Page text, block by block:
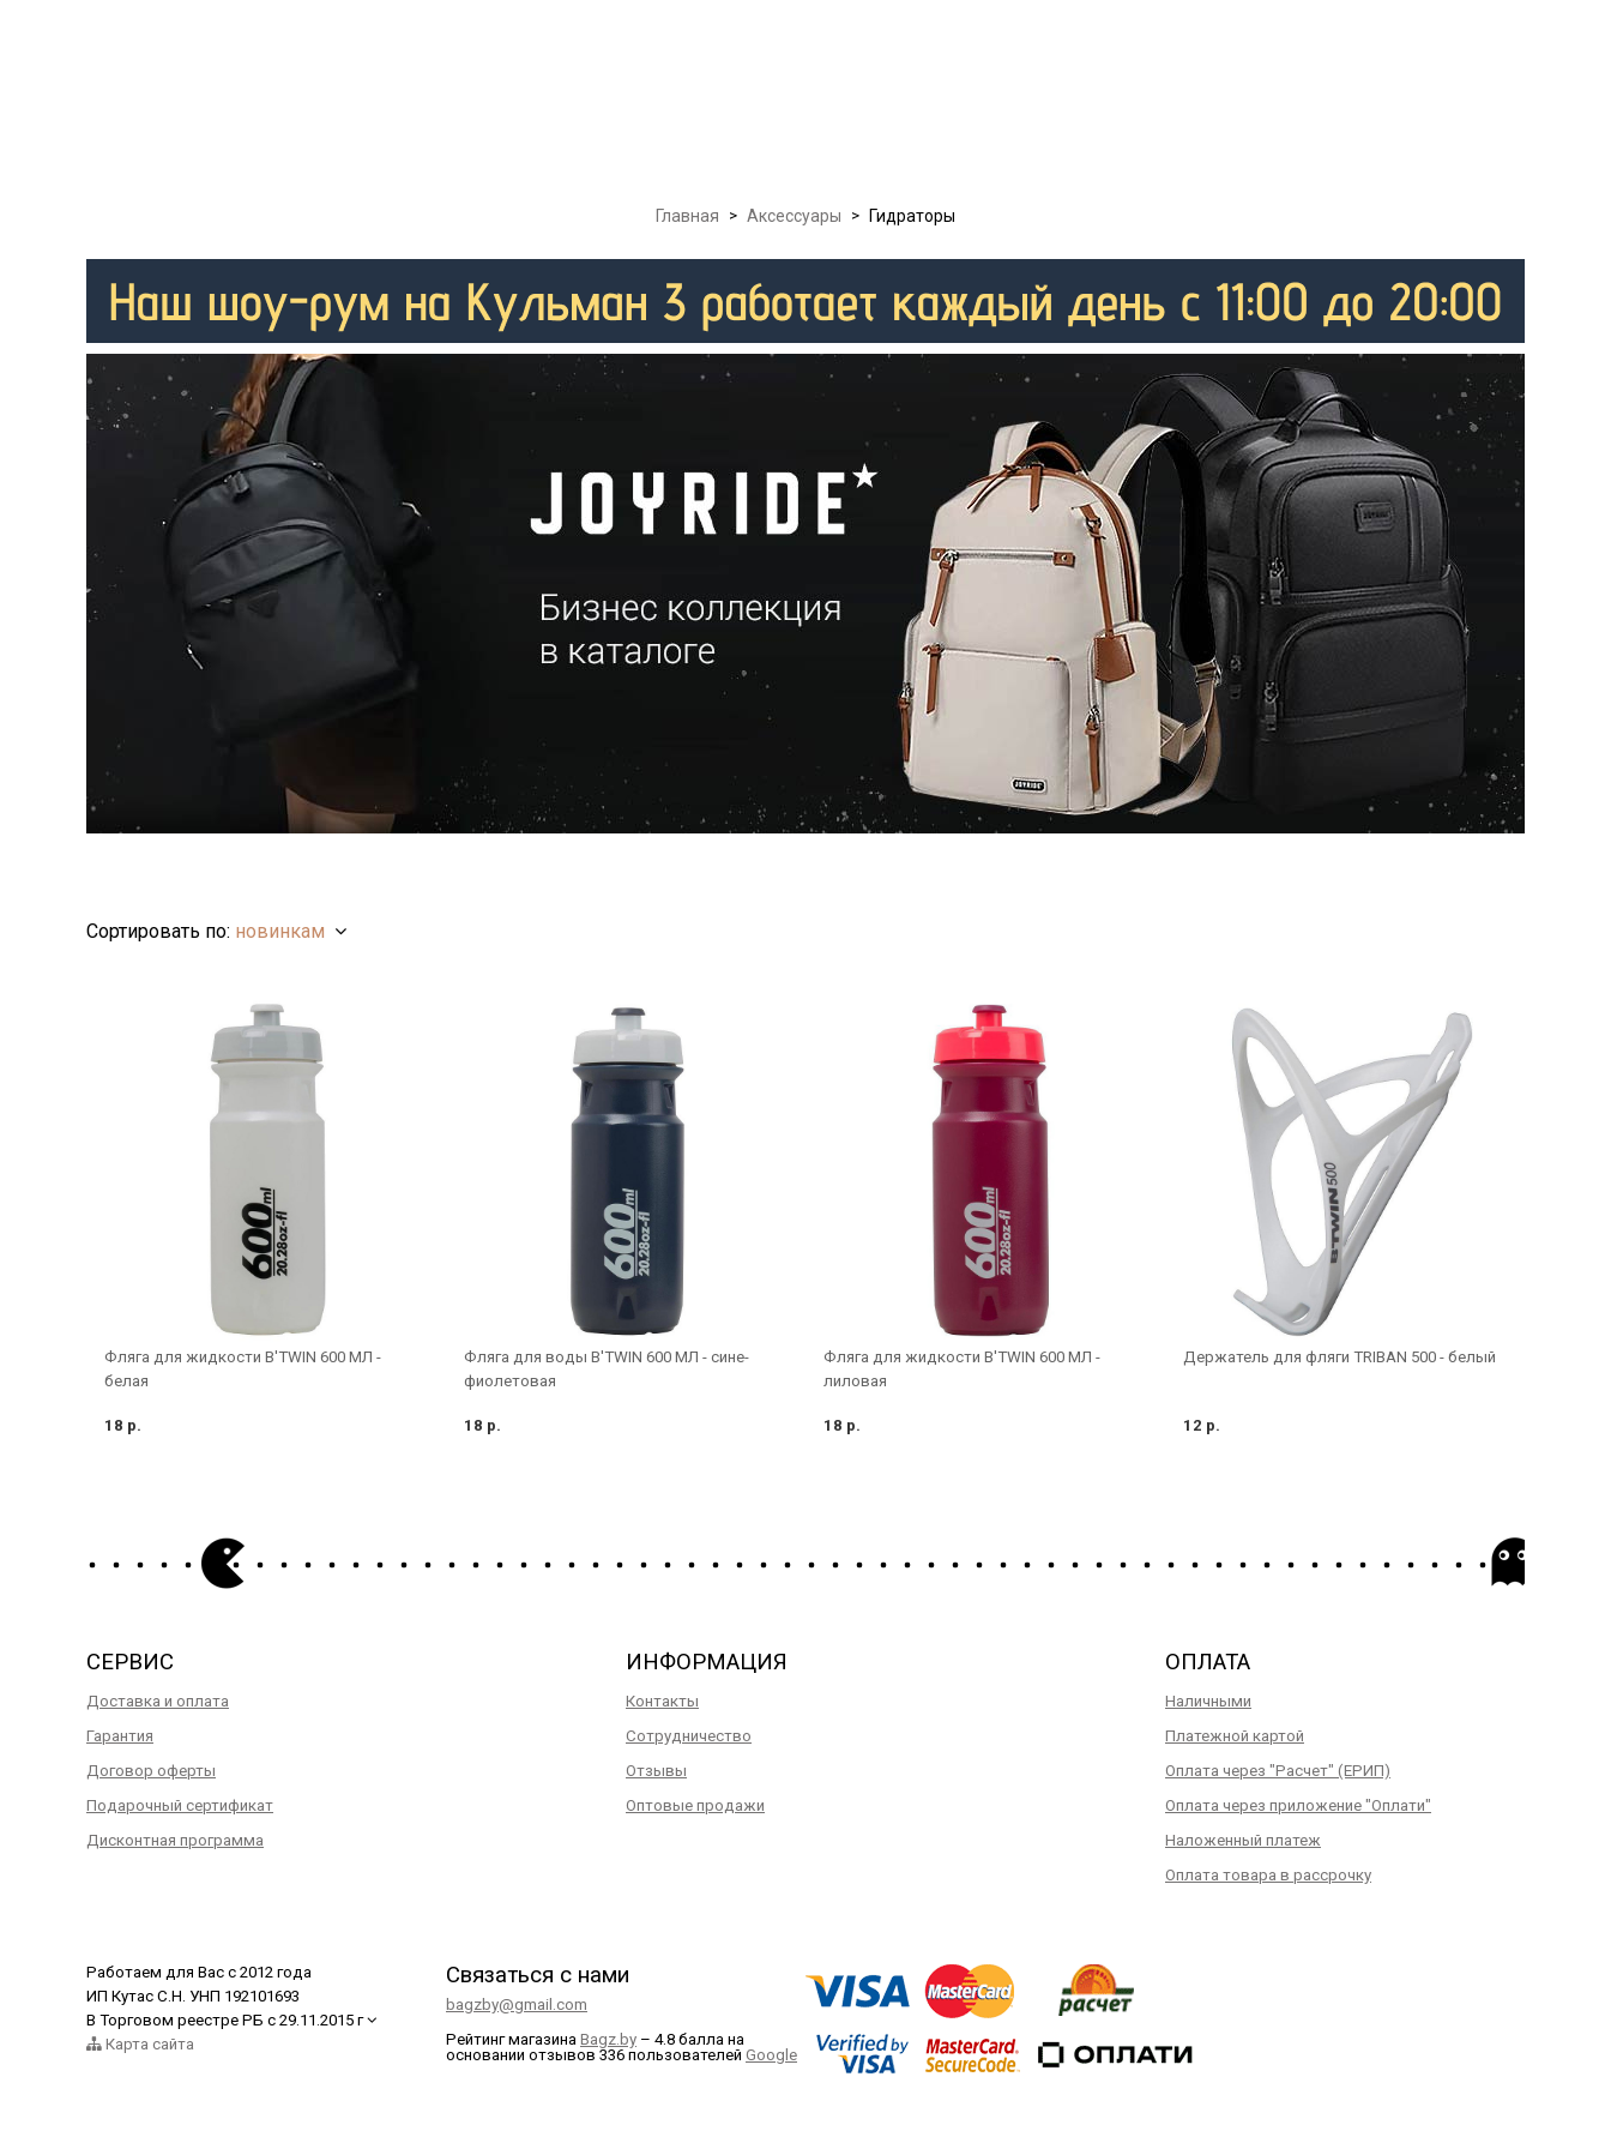
Главная > Аксессуары > Гидраторы
Сортировать по: новинкам
Фляга для жидкости B'TWIN 600 МЛ -
белая
18 р.
Фляга для воды B'TWIN 600 МЛ - сине-
фиолетовая
18 р.
Фляга для жидкости B'TWIN 600 МЛ -
лиловая
18 р.
Держатель для фляги TRIBAN 500 - белый
12 р.
СЕРВИС
Доставка и оплата
Гарантия
Договор оферты
Подарочный сертификат
Дисконтная программа
ИНФОРМАЦИЯ
Контакты
Сотрудничество
Отзывы
Оптовые продажи
ОПЛАТА
Наличными
Платежной картой
Оплата через "Расчет" (ЕРИП)
Оплата через приложение "Оплати"
Наложенный платеж
Оплата товара в рассрочку
Работаем для Вас с 2012 года
ИП Кутас С.Н. УНП 192101693
В Торговом реестре РБ с 29.11.2015 г
Карта сайта
Связаться с нами
bagzby@gmail.com
Рейтинг магазина Bagz.by – 4.8 балла на
основании отзывов 336 пользователей Google